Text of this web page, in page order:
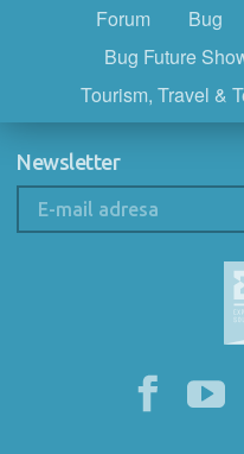
Forum Bug
Bug Future
Tourism, Travel &
Newsletter